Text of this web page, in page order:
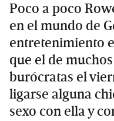
Poco a poco
en el mundo de
entretenimiento
que el de
burócratas el
ligarse alguna
sexo con ella y